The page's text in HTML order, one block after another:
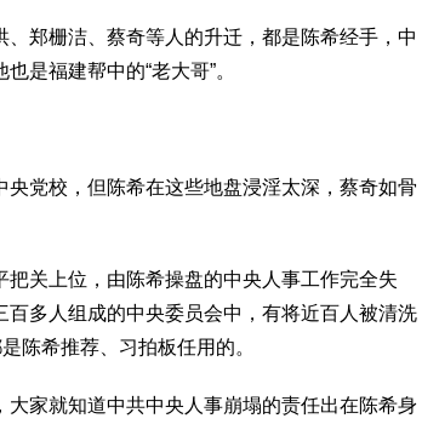
郑栅洁、蔡奇等人的升迁，都是陈希经手，中
是福建帮中的“老大哥”。
党校，但陈希在这些地盘浸淫太深，蔡奇如骨
关上位，由陈希操盘的中央人事工作完全失
多人组成的中央委员会中，有将近百人被清洗
陈希推荐、习拍板任用的。
家就知道中共中央人事崩塌的责任出在陈希身